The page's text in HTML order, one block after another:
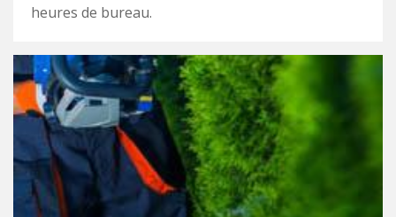
heures de bureau.